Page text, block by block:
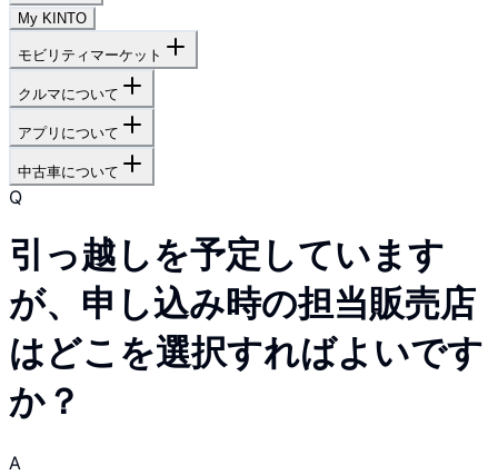
My KINTO
モビリティマーケット
クルマについて
アプリについて
中古車について
Q
引っ越しを予定しています
が、申し込み時の担当販売店
はどこを選択すればよいです
か？
A